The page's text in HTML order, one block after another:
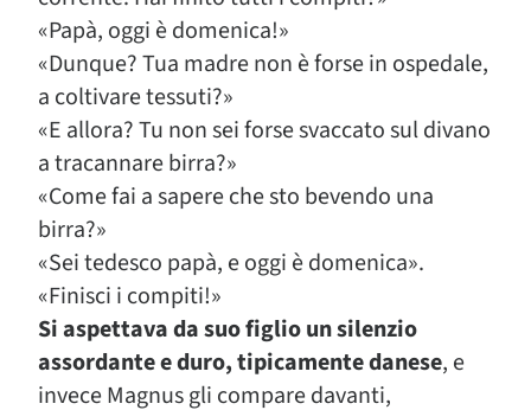
«Papà, oggi è domenica!»
«Dunque? Tua madre non è forse in ospedale,
a coltivare tessuti?»
«E allora? Tu non sei forse svaccato sul divano
a tracannare birra?»
«Come fai a sapere che sto bevendo una
birra?»
«Sei tedesco papà, e oggi è domenica».
«Finisci i compiti!»
Si aspettava da suo figlio un silenzio
assordante e duro, tipicamente danese, e
invece Magnus gli compare davanti,